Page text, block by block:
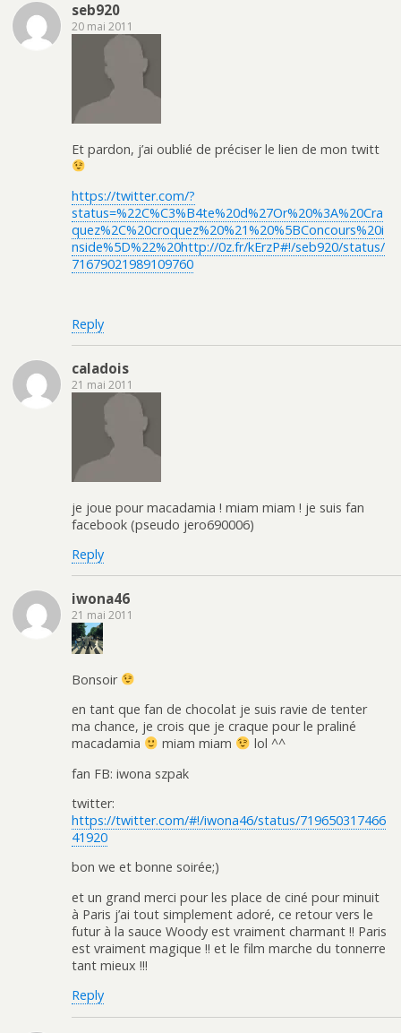
seb920
20 mai 2011
Et pardon, j’ai oublié de préciser le lien de mon twitt
https://twitter.com/?
status=%22C%C3%B4te%20d%27Or%20%3A%20Cra
quez%2C%20croquez%20%21%20%5BConcours%20i
nside%5D%22%20http://0z.fr/kErzP#!/seb920/status/
71679021989109760
Reply
caladois
21 mai 2011
je joue pour macadamia ! miam miam ! je suis fan
facebook (pseudo jero690006)
Reply
iwona46
21 mai 2011
Bonsoir
en tant que fan de chocolat je suis ravie de tenter
ma chance, je crois que je craque pour le praliné
macadamia
miam miam
lol ^^
fan FB: iwona szpak
twitter:
https://twitter.com/#!/iwona46/status/719650317466
41920
bon we et bonne soirée;)
et un grand merci pour les place de ciné pour minuit
à Paris j’ai tout simplement adoré, ce retour vers le
futur à la sauce Woody est vraiment charmant !! Paris
est vraiment magique !! et le film marche du tonnerre
tant mieux !!!
Reply